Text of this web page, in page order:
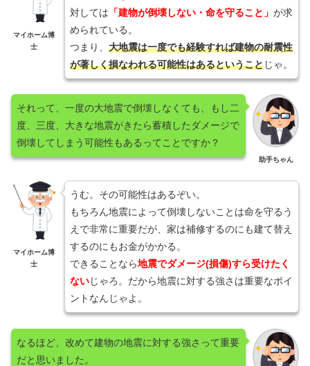
マイホーム博
士
対しては 「建物が倒壊しない・命を守ること」 が求
められている。
つまり、 大地震は一度でも経験すれば建物の耐震性
が著しく損なわれる可能性はあるということじゃ。
助手ちゃん
それって、一度の大地震で倒壊しなくても、もし二
度、三度、大きな地震がきたら蓄積したダメージで
倒壊してしまう可能性もあるってことですか？
マイホーム博
士
うむ。その可能性はあるぞい。
もちろん地震によって倒壊しないことは命を守るう
えで非常に重要だが、家は補修するのにも建て替え
するのにもお金がかかる。
できることなら地震でダメージ(損傷)すら受けたく
ないじゃろ。だから地震に対する強さは重要なポイ
ントなんじゃよ。
なるほど、改めて建物の地震に対する強さって重要
だと思いました。